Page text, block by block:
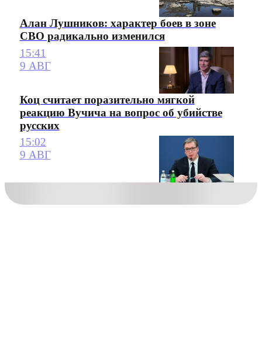
Алан Лушников: характер боев в зоне
СВО радикально изменился
15:41
9 АВГ
Коц считает поразительно мягкой
реакцию Вучича на вопрос об убийстве
русских
15:02
9 АВГ